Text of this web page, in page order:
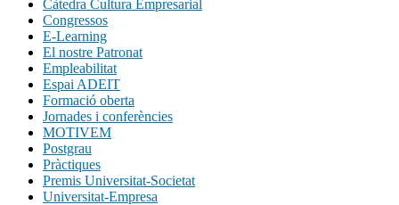
Càtedra Cultura Empresarial
Congressos
E-Learning
El nostre Patronat
Empleabilitat
Espai ADEIT
Formació oberta
Jornades i conferències
MOTIVEM
Postgrau
Pràctiques
Premis Universitat-Societat
Universitat-Empresa